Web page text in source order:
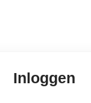
Inloggen